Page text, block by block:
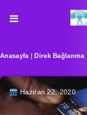
Anasayfa| Direk Bağlanma|
Haziran 22, 2020